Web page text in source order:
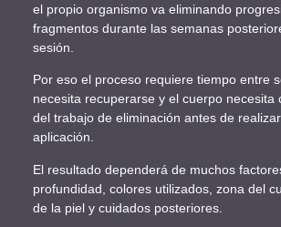
el propio organismo va eliminando
fragmentos durante las semanas
sesión.
Por eso el proceso requiere tiempo entre
necesita recuperarse y el cuerpo necesita
del trabajo de eliminación antes de
aplicación.
El resultado dependerá de muchos
profundidad, colores utilizados, zona del
de la piel y cuidados posteriores.